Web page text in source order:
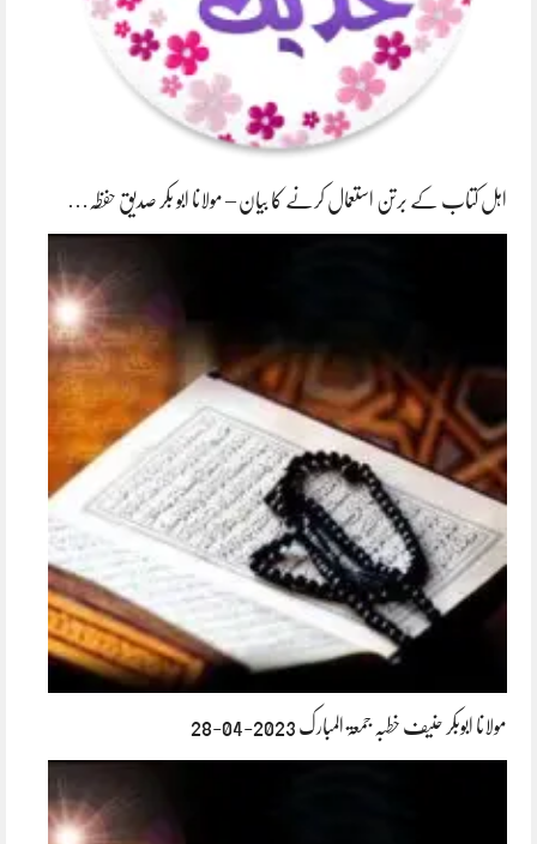
اہل کتاب کے برتن استعمال کرنے کا بیان – مولانا ابو بکر صدیق حفظہ…
مولانا ابوبکر حنیف خطبہ جمعۃ المبارک 2023-04-28